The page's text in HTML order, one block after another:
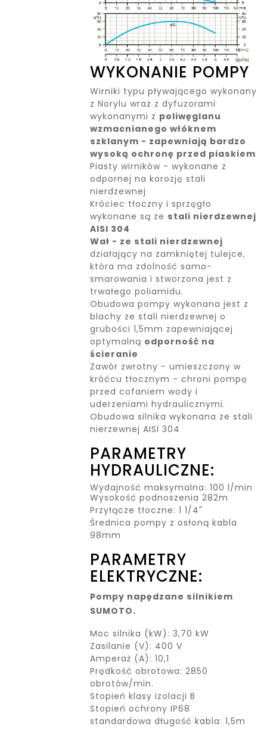
WYKONANIE POMPY
Wirniki typu pływającego wykonany
z Norylu wraz z dyfuzorami
wykonanymi z poliwęglanu
wzmacnianego włóknem
szklanym - zapewniają bardzo
wysoką ochronę przed piaskiem
Piasty wirników - wykonane z
odpornej na korozję stali
nierdzewnej
Króciec tłoczny i sprzęgło
wykonane są ze stali nierdzewnej
AISI 304
Wał - ze stali nierdzewnej
działający na zamkniętej tulejce,
która ma zdolność samo-
smarowania i stworzona jest z
trwałego poliamidu.
Obudowa pompy wykonana jest z
blachy ze stali nierdzewnej o
grubości 1,5mm zapewniającej
optymalną odporność na
ścieranie
Zawór zwrotny - umieszczony w
króćcu tłocznym - chroni pompę
przed cofaniem wody i
uderzeniami hydraulicznymi.
Obudowa silnika wykonana ze stali
nierzewnej AISI 304
PARAMETRY
HYDRAULICZNE:
Wydajność maksymalna: 100 l/min
Wysokość podnoszenia 282m
Przyłącze tłoczne: 1 1/4"
Średnica pompy z osłoną kabla
98mm
PARAMETRY
ELEKTRYCZNE:
Pompy napędzane silnikiem
SUMOTO.
Moc silnika (kW): 3,70 kW
Zasilanie (V): 400 V
Amperaż (A): 10,1
Prędkość obrotowa: 2850
obrotów/min.
Stopień klasy izolacji B
Stopień ochrony IP68
standardowa długość kabla: 1,5m